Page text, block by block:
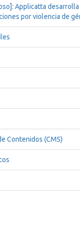
Applicatta
por violencia de
Contenidos (CMS)